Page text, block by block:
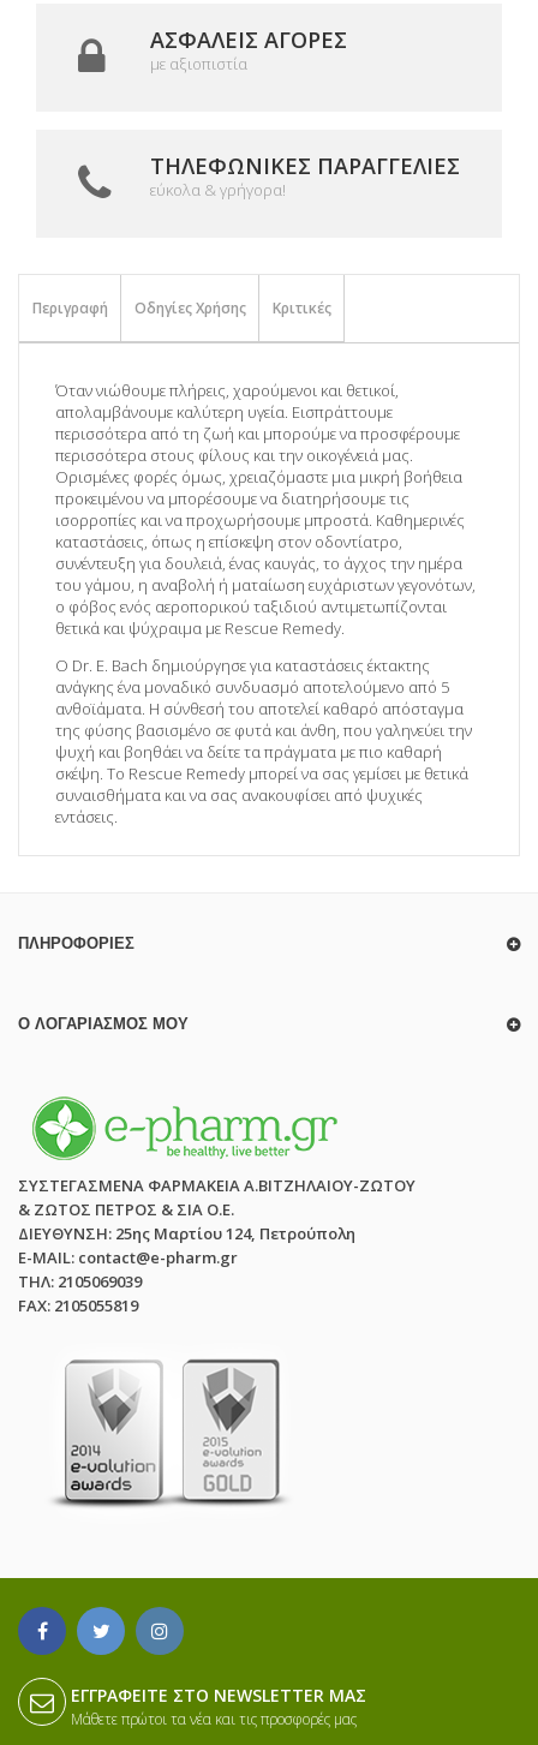
ΑΣΦΑΛΕΊΣ ΑΓΟΡΈΣ
με αξιοπιστία
ΤΗΛΕΦΩΝΙΚΈΣ ΠΑΡΑΓΓΕΛΊΕΣ
εύκολα & γρήγορα!
Περιγραφή Οδηγίες Χρήσης Κριτικές
Όταν νιώθουμε πλήρεις, χαρούμενοι και θετικοί,
απολαμβάνουμε καλύτερη υγεία. Εισπράττουμε
περισσότερα από τη ζωή και μπορούμε να προσφέρουμε
περισσότερα στους φίλους και την οικογένειά μας.
Ορισμένες φορές όμως, χρειαζόμαστε μια μικρή βοήθεια
προκειμένου να μπορέσουμε να διατηρήσουμε τις
ισορροπίες και να προχωρήσουμε μπροστά. Καθημερινές
καταστάσεις, όπως η επίσκεψη στον οδοντίατρο,
συνέντευξη για δουλειά, ένας καυγάς, το άγχος την ημέρα
του γάμου, η αναβολή ή ματαίωση ευχάριστων γεγονότων,
ο φόβος ενός αεροπορικού ταξιδιού αντιμετωπίζονται
θετικά και ψύχραιμα με Rescue Remedy.
Ο Dr. Ε. Bach δημιούργησε για καταστάσεις έκτακτης
ανάγκης ένα μοναδικό συνδυασμό αποτελούμενο από 5
ανθοϊάματα. Η σύνθεσή του αποτελεί καθαρό απόσταγμα
της φύσης βασισμένο σε φυτά και άνθη, που γαληνεύει την
ψυχή και βοηθάει να δείτε τα πράγματα με πιο καθαρή
σκέψη. Το Rescue Remedy μπορεί να σας γεμίσει με θετικά
συναισθήματα και να σας ανακουφίσει από ψυχικές
εντάσεις.
ΠΛΗΡΟΦΟΡΊΕΣ
Ο ΛΟΓΑΡΙΑΣΜΌΣ ΜΟΥ
ΣΥΣΤΕΓΑΣΜΕΝΑ ΦΑΡΜΑΚΕΙΑ Α.ΒΙΤΖΗΛΑΙΟΥ-ΖΩΤΟΥ
& ΖΩΤΟΣ ΠΕΤΡΟΣ & ΣΙΑ Ο.Ε.
ΔΙΕΥΘΥΝΣΗ: 25ης Μαρτίου 124, Πετρούπολη
E-MAIL: contact@e-pharm.gr
ΤΗΛ: 2105069039
FAX: 2105055819
ΕΓΓΡΑΦΕΊΤΕ ΣΤΟ NEWSLETTER ΜΑΣ
Μάθετε πρώτοι τα νέα και τις προσφορές μας